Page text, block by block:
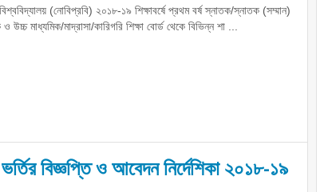
(নোবিপ্রবি) ২০১৮-১৯ শিক্ষাবর্ষে প্রথম বর্ষ স্নাতক/স্নাতক (সম্মান)
উচ্চ মাধ্যমিক/মাদ্রাসা/কারিগরি শিক্ষা বোর্ড থেকে বিভিন্ন শা ...
বিজ্ঞপ্তি ও আবেদন নির্দেশিকা ২০১৮-১৯